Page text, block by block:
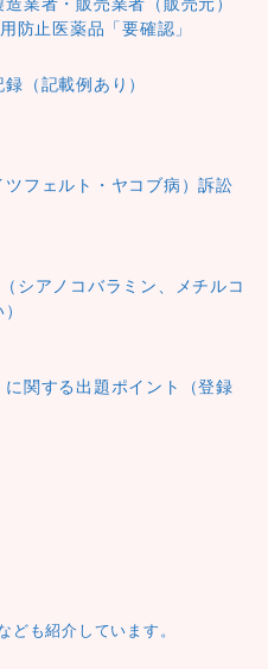
防止医薬品「要確認」
（記載例あり）
ツフェルト・ヤコブ病）訴訟
シアノコバラミン、メチルコ
関する出題ポイント（登録
も紹介しています。